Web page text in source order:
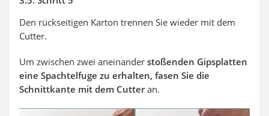
Den rückseitigen Karton trennen Sie wieder mit dem
Cutter.
Um zwischen zwei aneinander stoßenden Gipsplatten
eine Spachtelfuge zu erhalten, fasen Sie die
Schnittkante mit dem Cutteran.